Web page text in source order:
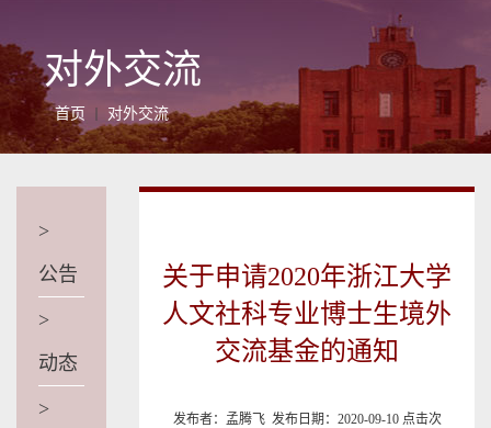
对外交流
首页 对外交流
>
公告
>
动态
>
关于申请2020年浙江大学
人文社科专业博士生境外
交流基金的通知
发布者：孟腾飞 发布日期：2020-09-10 点击次